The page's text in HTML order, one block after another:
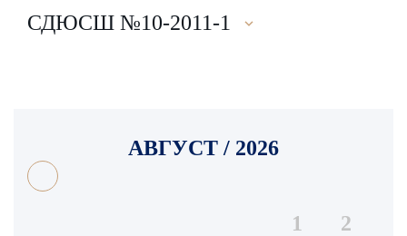
СДЮСШ №10-2011-1
АВГУСТ / 2026
1
2